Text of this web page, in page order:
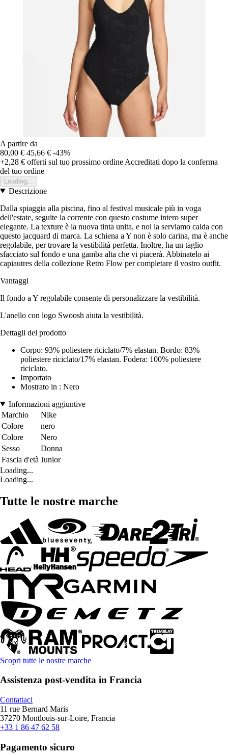
A partire da
80,00 € 45,66 € -43%
+2,28 € offerti sul tuo prossimo ordine Accreditati dopo la conferma
del tuo ordine
Loading...
Descrizione
Dalla spiaggia alla piscina, fino al festival musicale più in voga
dell'estate, seguite la corrente con questo costume intero super
elegante. La texture è la nuova tinta unita, e noi la serviamo calda con
questo jacquard di marca. La schiena a Y non è solo carina, ma è anche
regolabile, per trovare la vestibilità perfetta. Inoltre, ha un taglio
sfacciato sul fondo e una gamba alta che vi piacerà. Abbinatelo ai
capiautres della collezione Retro Flow per completare il vostro outfit.
Vantaggi
Il fondo a Y regolabile consente di personalizzare la vestibilità.
L'anello con logo Swoosh aiuta la vestibilità.
Dettagli del prodotto
Corpo: 93% poliestere riciclato/7% elastan. Bordo: 83%
poliestere riciclato/17% elastan. Fodera: 100% poliestere
riciclato.
Importato
Mostrato in : Nero
Informazioni aggiuntive
Marchio
Nike
Colore
nero
Colore
Nero
Sesso
Donna
Fascia d'età Junior
Loading...
Loading...
Tutte le nostre marche
Scopri tutte le nostre marche
Assistenza post-vendita in Francia
Contattaci
11 rue Bernard Maris
37270 Montlouis-sur-Loire, Francia
+33 1 86 47 62 58
Pagamento sicuro